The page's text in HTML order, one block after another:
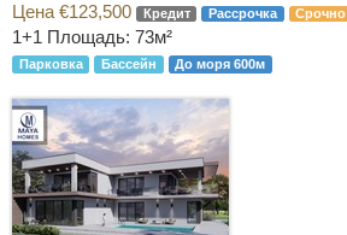
Цена €123,500
Кредит Рассрочка Срочно
1+1 Площадь: 73м²
Парковка Бассейн До моря 600м